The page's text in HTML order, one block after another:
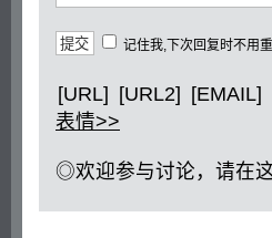
记住我,下次回复时不用
[URL] [URL2] [EMAIL]
表情>>
◎欢迎参与讨论，请在